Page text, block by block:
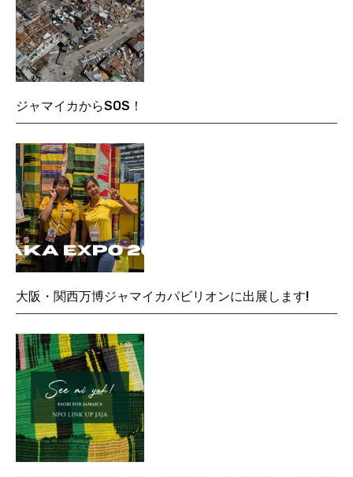
ジャマイカからSOS！
大阪・関西万博ジャマイカパビリオンに出展します!